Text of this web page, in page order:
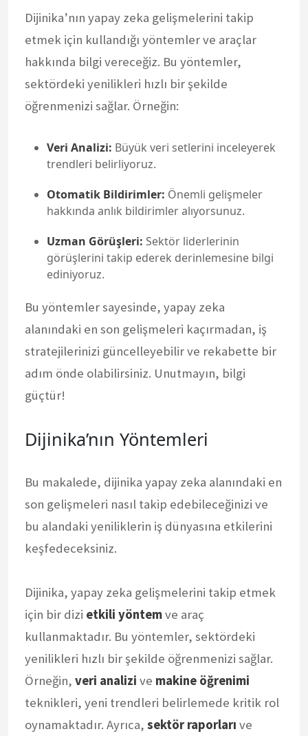
Dijinika’nın yapay zeka gelişmelerini takip
etmek için kullandığı yöntemler ve araçlar
hakkında bilgi vereceğiz. Bu yöntemler,
sektördeki yenilikleri hızlı bir şekilde
öğrenmenizi sağlar. Örneğin:
Veri Analizi: Büyük veri setlerini inceleyerek
trendleri belirliyoruz.
Otomatik Bildirimler: Önemli gelişmeler
hakkında anlık bildirimler alıyorsunuz.
Uzman Görüşleri: Sektör liderlerinin
görüşlerini takip ederek derinlemesine bilgi
ediniyoruz.
Bu yöntemler sayesinde, yapay zeka
alanındaki en son gelişmeleri kaçırmadan, iş
stratejilerinizi güncelleyebilir ve rekabette bir
adım önde olabilirsiniz. Unutmayın, bilgi
güçtür!
Dijinika’nın Yöntemleri
Bu makalede, dijinika yapay zeka alanındaki en
son gelişmeleri nasıl takip edebileceğinizi ve
bu alandaki yeniliklerin iş dünyasına etkilerini
keşfedeceksiniz.
Dijinika, yapay zeka gelişmelerini takip etmek
için bir dizi etkili yöntemve araç
kullanmaktadır. Bu yöntemler, sektördeki
yenilikleri hızlı bir şekilde öğrenmenizi sağlar.
Örneğin, veri analizi ve makine öğrenimi
teknikleri, yeni trendleri belirlemede kritik rol
oynamaktadır. Ayrıca, sektör raporları ve